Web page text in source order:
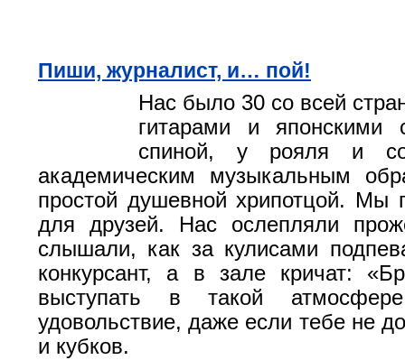
Пиши, журналист, и… пой!
Нас было 30 со всей
гитарами и японскими
спиной, у рояля и
академическим музыкальным
простой душевной хрипотцой. Мы
для друзей. Нас ослепляли
слышали, как за кулисами
конкурсант, а в зале кричат:
выступать в такой
удовольствие, даже если тебе не
и кубков.